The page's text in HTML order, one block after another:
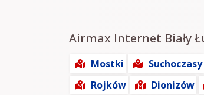
Airmax Internet Biały
Mostki Suchoczasy
Rojków
Dionizów